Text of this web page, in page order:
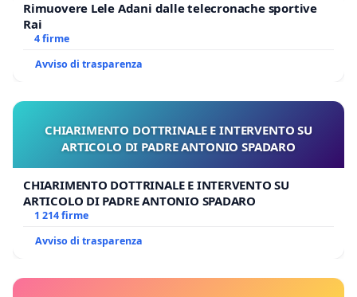
Rimuovere Lele Adani dalle telecronache sportive
Rai
4 firme
Avviso di trasparenza
CHIARIMENTO DOTTRINALE E INTERVENTO SU
ARTICOLO DI PADRE ANTONIO SPADARO
CHIARIMENTO DOTTRINALE E INTERVENTO SU
ARTICOLO DI PADRE ANTONIO SPADARO
1 214 firme
Avviso di trasparenza